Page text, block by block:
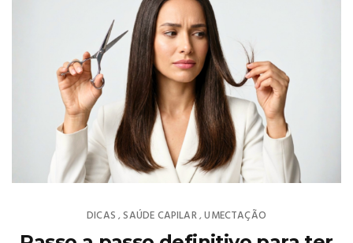
DICAS ,SAÚDE CAPILAR,UMECTAÇÃO